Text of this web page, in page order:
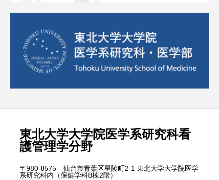
東北大学大学院医学系研究科看
護管理学分野
〒980-8575 仙台市青葉区星陵町2-1 東北大学大学院医学
系研究科内（保健学科B棟2階）